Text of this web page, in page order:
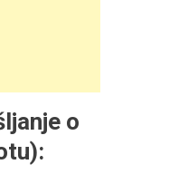
o